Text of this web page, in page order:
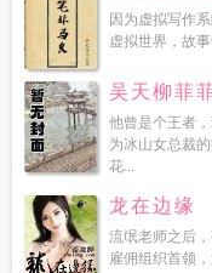
因为虚拟写作
虚拟世界，故
吴天柳菲
他曾是个王者
为冰山女总裁
花...
龙在边缘
流氓老师之后
雇佣组织首领